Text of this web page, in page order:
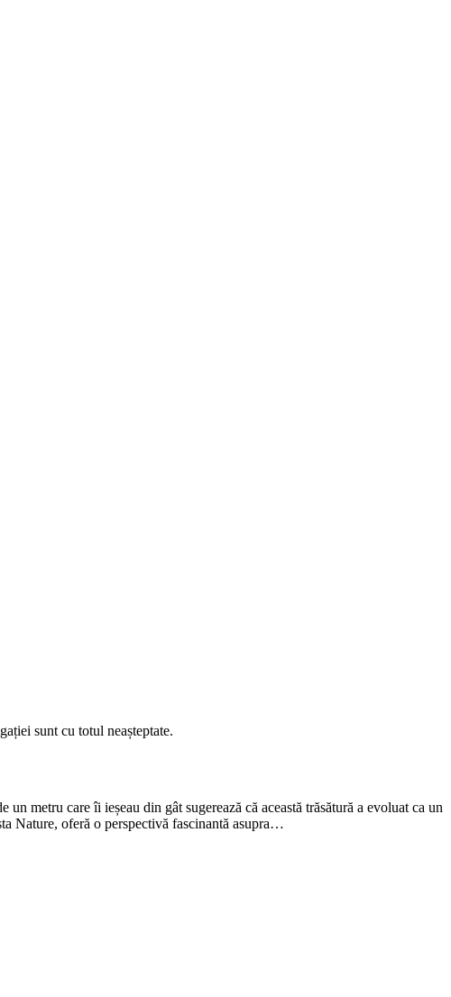
sunt cu totul neașteptate.
metru care îi ieșeau din gât sugerează că această trăsătură a evoluat ca un
Nature, oferă o perspectivă fascinantă asupra…